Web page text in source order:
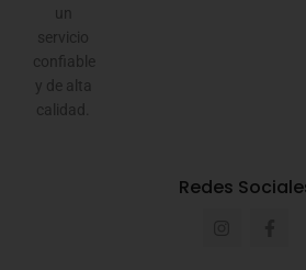
un
servicio
confiable
y de alta
calidad.
Redes